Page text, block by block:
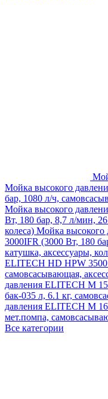
Мойка высокого
бар, 1080 л/ч,
Мойка высокого
Вт, 180 бар, 8,7 л/мин,
колеса) Мойка высокого
3000IFR (3000 Вт, 180
катушка, аксессуары,
ELITECH HD HPW 3500
самовсасывающая,
давления ELITECH M
бак-035 л, 6.1 кг,
давления ELITECH М
мет.помпа,
Все категории